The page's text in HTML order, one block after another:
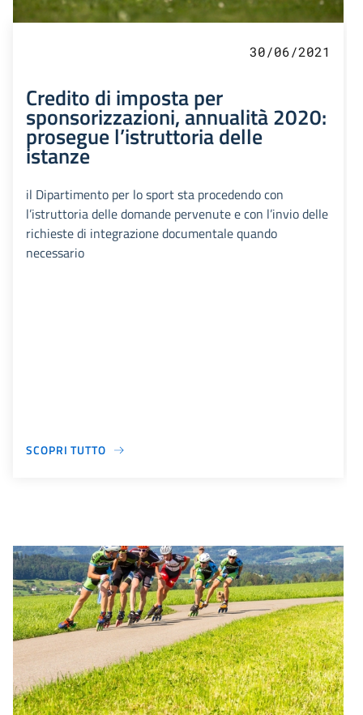
30/06/2021
Credito di imposta per
sponsorizzazioni, annualità 2020:
prosegue l’istruttoria delle
istanze
il Dipartimento per lo sport sta procedendo con
l’istruttoria delle domande pervenute e con l’invio delle
richieste di integrazione documentale quando
necessario
SCOPRI TUTTO